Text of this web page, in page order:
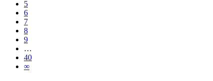
5
6
7
8
9
…
40
∞